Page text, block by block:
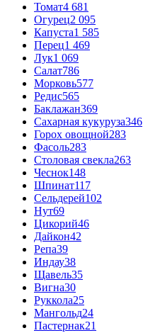
Томат4 681
Огурец2 095
Капуста1 585
Перец1 469
Лук1 069
Салат786
Морковь577
Редис565
Баклажан369
Сахарная кукуруза346
Горох овощной283
Фасоль283
Столовая свекла263
Чеснок148
Шпинат117
Сельдерей102
Нут69
Цикорий46
Дайкон42
Репа39
Индау38
Щавель35
Вигна30
Руккола25
Мангольд24
Пастернак21